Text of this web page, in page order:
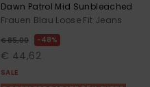
Dawn Patrol Mid Sunbleached
Frauen Blau Loose Fit Jeans
€ 85,00 48%
€ 44,62
SALE